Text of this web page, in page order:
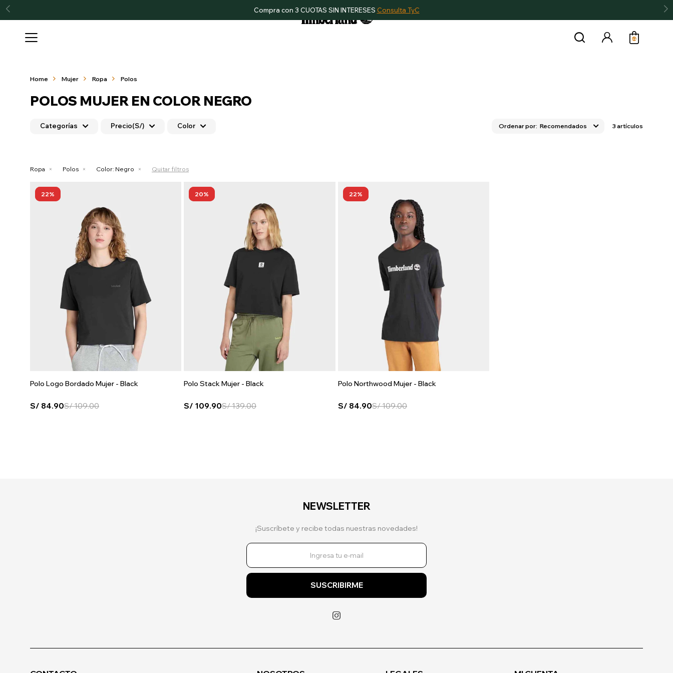
Compra con 3 CUOTAS SIN INTERESES Consulta TyC

Home Mujer Ropa Polos
POLOS MUJER EN COLOR NEGRO
Categorías Precio(S/) Color Recomendados 3 artículos
Ropa Polos Color: Negro Quitar filtros
22
Polo Logo Bordado Mujer - Black
S/ 84.90S/109.00
20
Polo Stack Mujer - Black
S/ 109.90S/139.00
22
Polo Northwood Mujer - Black
S/ 84.90S/109.00
NEWSLETTER
¡Suscríbete y recibe todas nuestras novedades!
SUSCRIBIRME
